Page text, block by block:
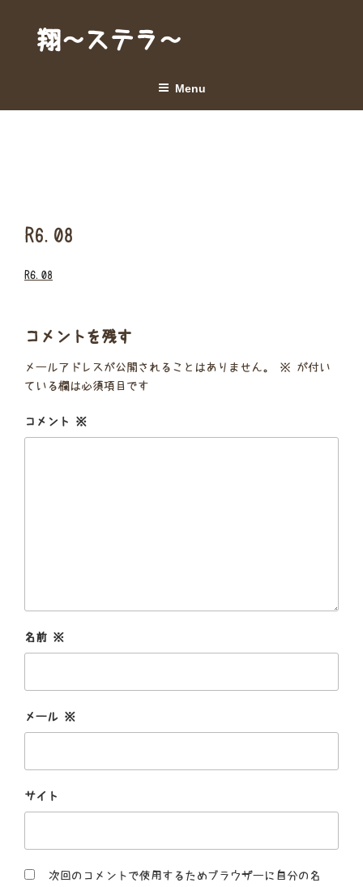
content翔～ステラ～
Menu
R6.08
R6.08
コメントを残す
メールアドレスが公開されることはありません。 ※ が付い
ている欄は必須項目です
コメント ※
名前 ※
メール ※
サイト
次回のコメントで使用するためブラウザーに自分の名